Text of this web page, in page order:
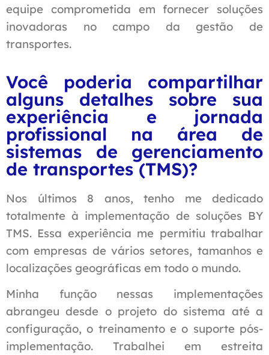
equipe comprometida em fornecer soluções
inovadoras no campo da gestão de
transportes.
Você poderia compartilhar
alguns detalhes sobre sua
experiência e jornada
profissional na área de
sistemas de gerenciamento
de transportes (TMS)?
Nos últimos 8 anos, tenho me dedicado
totalmente à implementação de soluções BY
TMS. Essa experiência me permitiu trabalhar
com empresas de vários setores, tamanhos e
localizações geográficas em todo o mundo.
Minha função nessas implementações
abrangeu desde o projeto do sistema até a
configuração, o treinamento e o suporte pós-
implementação. Trabalhei em estreita